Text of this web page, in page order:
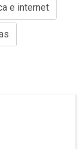
e internet